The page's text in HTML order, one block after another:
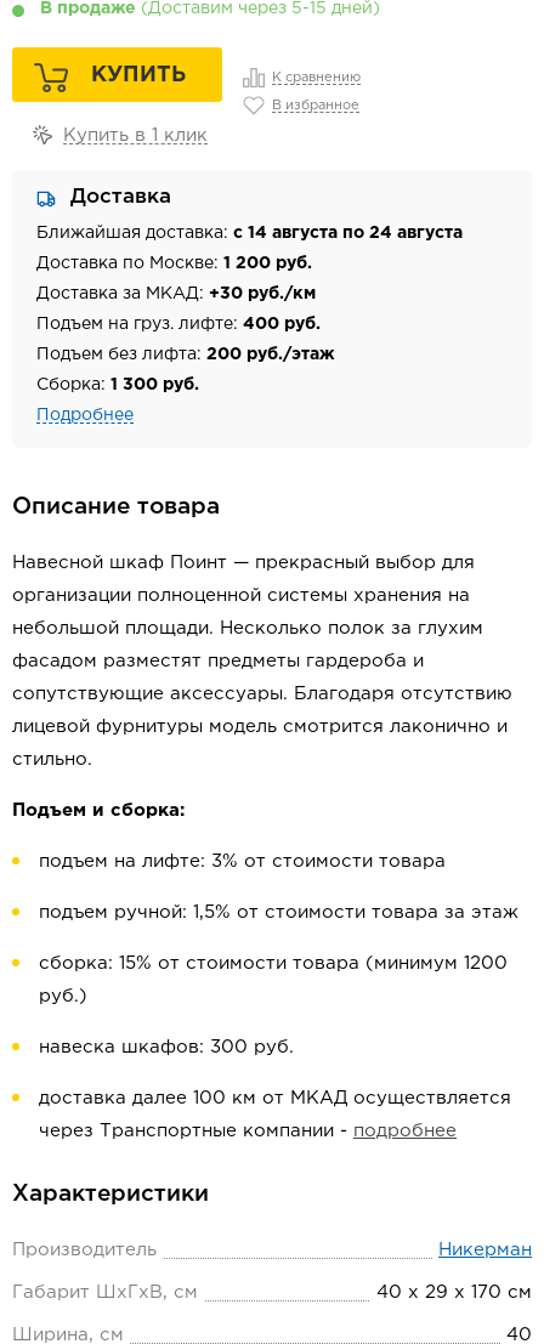
В продаже (Доставим через 5-15 дней)
КУПИТЬ К сравнению
В избранное
Купить в 1 клик
Доставка
Ближайшая доставка: с 14 августа по 24 августа
Доставка по Москве: 1 200 руб.
Доставка за МКАД: +30 руб./км
Подъем на груз. лифте: 400 руб.
Подъем без лифта: 200 руб./этаж
Сборка: 1 300 руб.
Подробнее
Описание товара
Навесной шкаф Поинт — прекрасный выбор для
организации полноценной системы хранения на
небольшой площади. Несколько полок за глухим
фасадом разместят предметы гардероба и
сопутствующие аксессуары. Благодаря отсутствию
лицевой фурнитуры модель смотрится лаконично и
стильно.
Подъем и сборка:
подъем на лифте: 3% от стоимости товара
подъем ручной: 1,5% от стоимости товара за этаж
сборка: 15% от стоимости товара (минимум 1200
руб.)
навеска шкафов: 300 руб.
доставка далее 100 км от МКАД осуществляется
через Транспортные компании - подробнее
Характеристики
Производитель Никерман
Габарит ШхГхВ, см 40 х 29 х 170 см
Ширина, см 40